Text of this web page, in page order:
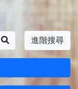
進階搜尋